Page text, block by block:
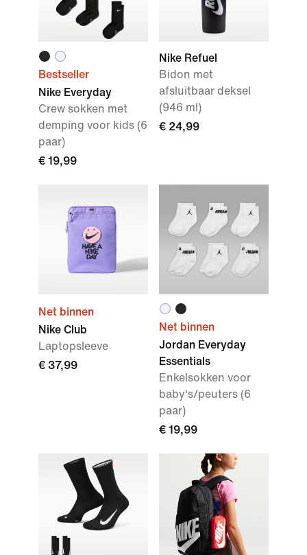
Bestseller
Nike Everyday
Crew sokken met
demping voor kids (6
paar)
€ 19,99
Nike Refuel
Bidon met
afsluitbaar deksel
(946 ml)
€ 24,99
Net binnen
Nike Club
Laptopsleeve
€ 37,99
Net binnen
Jordan Everyday
Essentials
Enkelsokken voor
baby's/peuters (6
paar)
€ 19,99